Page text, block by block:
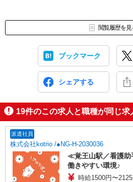
閲覧履歴を見
ブックマーク
シェアする
19件のこの求人と職種が同じ求
派遣社員
株式会社kotrio /●NG-H-2030036
≪覚王山駅／看護助
働きやすい環境♪
時給1500円〜